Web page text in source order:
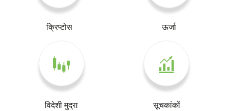
क्रिप्टोस ऊर्जा
विदेशी मुद्रा सूचकांकों